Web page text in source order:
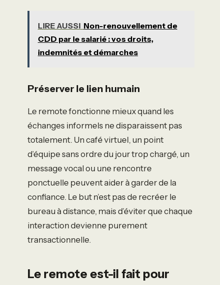
LIRE AUSSI Non-renouvellement de
CDD par le salarié : vos droits,
indemnités et démarches
Préserver le lien humain
Le remote fonctionne mieux quand les
échanges informels ne disparaissent pas
totalement. Un café virtuel, un point
d’équipe sans ordre du jour trop chargé, un
message vocal ou une rencontre
ponctuelle peuvent aider à garder de la
confiance. Le but n’est pas de recréer le
bureau à distance, mais d’éviter que chaque
interaction devienne purement
transactionnelle.
Le remote est-il fait pour